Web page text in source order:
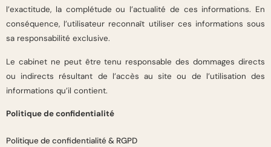
l’exactitude, la complétude ou l’actualité de ces informations. En
conséquence, l’utilisateur reconnaît utiliser ces informations sous
sa responsabilité exclusive.
Le cabinet ne peut être tenu responsable des dommages directs
ou indirects résultant de l’accès au site ou de l’utilisation des
informations qu’il contient.
Politique de confidentialité
Politique de confidentialité & RGPD